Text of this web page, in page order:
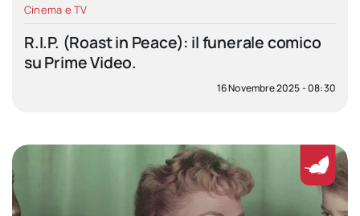
Cinema e TV
R.I.P. (Roast in Peace): il funerale comico
su Prime Video.
16 Novembre 2025 - 08:30